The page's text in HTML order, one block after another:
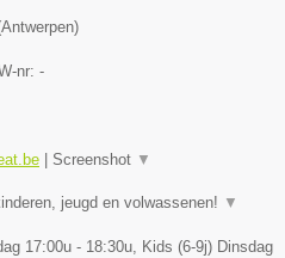
Antwerpen)
nr: -
Screenshot ▼
jeugd en volwassenen! ▼
17:00u - 18:30u, Kids (6-9j) Dinsdag